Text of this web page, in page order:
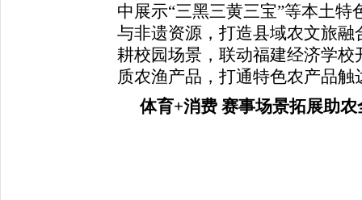
中展示“三黑三黄三宝”等本土
与非遗资源，打造县域农文旅
耕校园场景，联动福建经济学
质农渔产品，打通特色农产品
体育+消费 赛事场景拓展助